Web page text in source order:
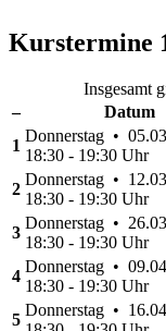
Kurstermine
Insgesamt
–
Datum
1
Donnerstag •
18:30 - 19:30 Uhr
2
Donnerstag •
18:30 - 19:30 Uhr
3
Donnerstag •
18:30 - 19:30 Uhr
4
Donnerstag •
18:30 - 19:30 Uhr
5
Donnerstag •